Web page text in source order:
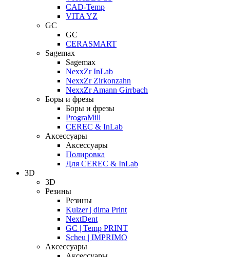
CAD-Temp
VITA YZ
GC
GC
CERASMART
Sagemax
Sagemax
NexxZr InLab
NexxZr Zirkonzahn
NexxZr Amann Girrbach
Боры и фрезы
Боры и фрезы
PrograMill
CEREC & InLab
Аксессуары
Аксессуары
Полировка
Для CEREC & InLab
3D
3D
Резины
Резины
Kulzer | dima Print
NextDent
GC | Temp PRINT
Scheu | IMPRIMO
Аксессуары